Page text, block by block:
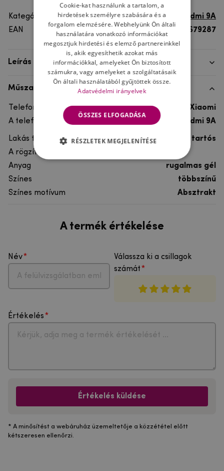
Kategória
Xiaomi Redmi 9A
EAN
8596579679287
Leírás
Műszaki adatok
Telefon márka
Xiaomi
A telefonmodellhez
Xiaomi Redmi 9A
Lakás típusa
Gél, Ultra tartós
A rögzítés típusa
Anyag
rugalmas gél
Színes
többszínű
Színes motívum
Absztrakt
A termék értékelése
Név
Válassza ki a csillagok
számát
Értékelés
Értékelés küldése
* A minősítést a webáruház üzemeltetője a közzététel előtt
kétszeresen ellenőrzi.
Cookie-kat használunk a tartalom, a
hirdetések személyre szabására és a
forgalom elemzésére. Webhelyünk Ön általi
használatára vonatkozó információkat
megosztjuk hirdetési és elemző partnereinkkel
is, akik egyesíthetik azokat más
információkkal, amelyeket Ön biztosított
számukra, vagy amelyeket a szolgáltatásaik
Ön általi használatából gyűjtöttek össze.
Adatvédelmi irányelvek
ÖSSZES ELFOGADÁSA
RÉSZLETEK MEGJELENÍTÉSE